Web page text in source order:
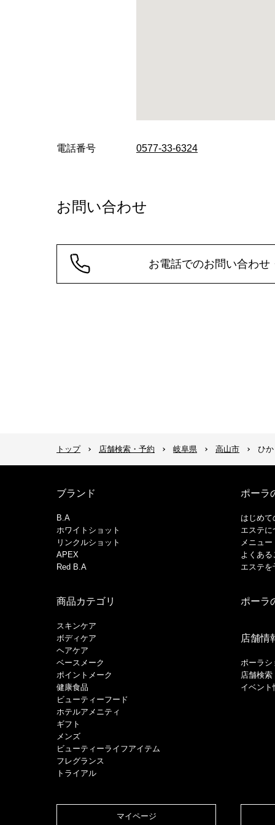
電話番号 0577-33-6324
お問い合わせ
お電話でのお問い合わせ
トップ 店舗検索・予約 岐阜県 高山市 ひ
ブランド
B.A
ホワイトショット
リンクルショット
APEX
Red B.A
商品カテゴリ
スキンケア
ボディケア
ヘアケア
​ベースメーク​
ポイントメーク​
健康食品
ビューティーフード
ホテルアメニティ
ギフト
メンズ
ビューティーライフアイテム
フレグランス
トライアル
ポーラ
はじめて
エステに
メニュ
よくある
エステを
ポーラ
店舗情
ポーラシ
店舗検索
イベント
マイページ​